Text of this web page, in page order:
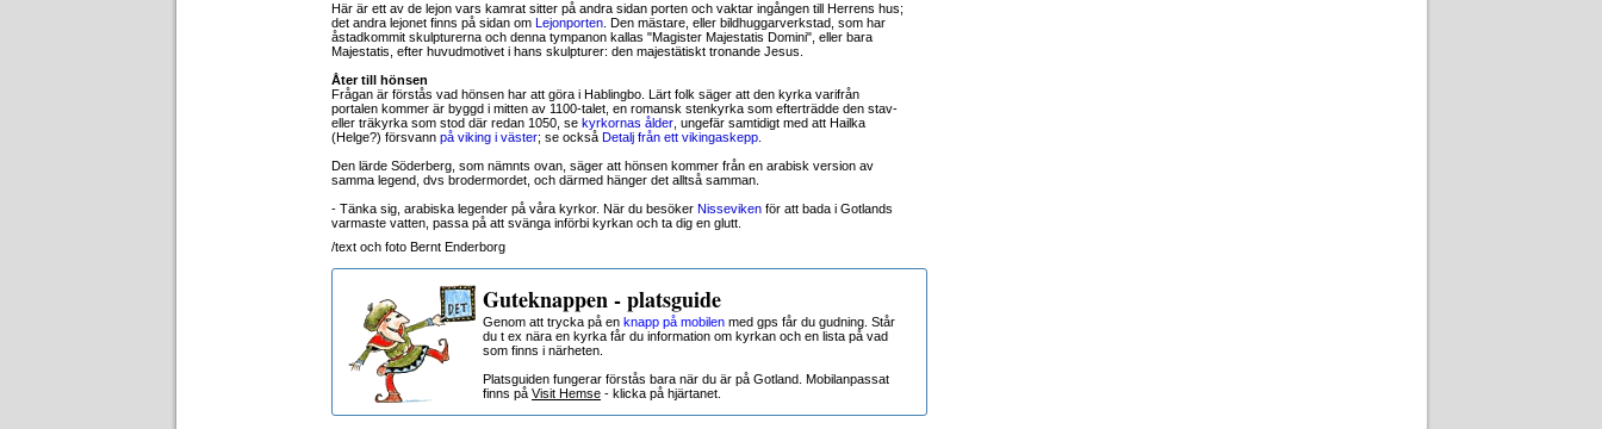
Här är ett av de lejon vars kamrat sitter på andra sidan porten och vaktar ingången till Herrens hus;
det andra lejonet finns på sidan om Lejonporten . Den mästare, eller bildhuggarverkstad, som har
åstadkommit skulpturerna och denna tympanon kallas "Magister Majestatis Domini", eller bara
Majestatis, efter huvudmotivet i hans skulpturer: den majestätiskt tronande Jesus.
Åter till hönsen
Frågan är förstås vad hönsen har att göra i Hablingbo. Lärt folk säger att den kyrka varifrån
portalen kommer är byggd i mitten av 1100-talet, en romansk stenkyrka som efterträdde den stav-
eller träkyrka som stod där redan 1050, se kyrkornas ålder , ungefär samtidigt med att Hailka
(Helge?) försvann på viking i väster; se också Detalj från ett vikingaskepp
Den lärde Söderberg, som nämnts ovan, säger att hönsen kommer från en arabisk version av
samma legend, dvs brodermordet, och därmed hänger det alltså samman.
- Tänka sig, arabiska legender på våra kyrkor. När du besöker Nisseviken för att bada i Gotlands
varmaste vatten, passa på att svänga införbi kyrkan och ta dig en glutt.
/text och foto Bernt Enderborg
Guteknappen - platsguide
Genom att trycka på en knapp på mobilen med gps får du gudning. Står
du t ex nära en kyrka får du information om kyrkan och en lista på vad
som finns i närheten.
Platsguiden fungerar förstås bara när du är på Gotland. Mobilanpassat
finns på Visit Hemse - klicka på hjärtanet.